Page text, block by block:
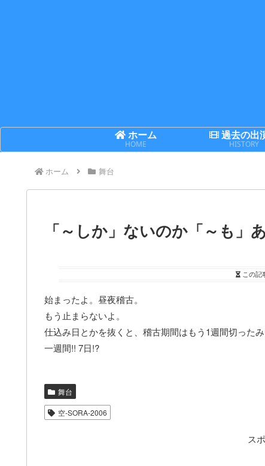
ホーム
HOME
過去の出
HISTORY
ホーム 舞台
「～しか」ないのか「～も」
この記
始まったよ。昼夜稽古。
もう止まらないよ。
仕込み日とかを抜くと、稽古期間はもう1週間切ったみ
一週間!! 7日!?
舞台
空-SORA-2006
ス